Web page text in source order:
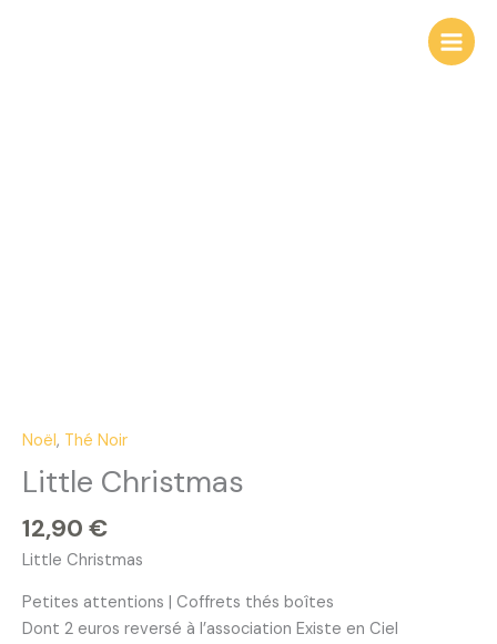
Noël, Thé Noir
Little Christmas
12,90 €
Little Christmas
Petites attentions | Coffrets thés boîtes
Dont 2 euros reversé à l’association Existe en Ciel